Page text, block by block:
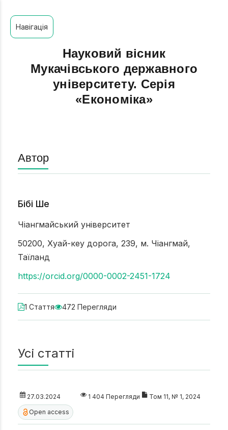
Навігація
Науковий вісник
Мукачівського державного
університету. Серія
«Економіка»
Автор
Бібі Ше
Чіангмайський університет
50200, Хуай-кеу дорога, 239, м. Чіангмай,
Таїланд
https://orcid.org/0000-0002-2451-1724
1 Стаття 472 Перегляди
Усі статті
27.03.2024 1 404 Перегляди Том 11, № 1, 2024
Open access